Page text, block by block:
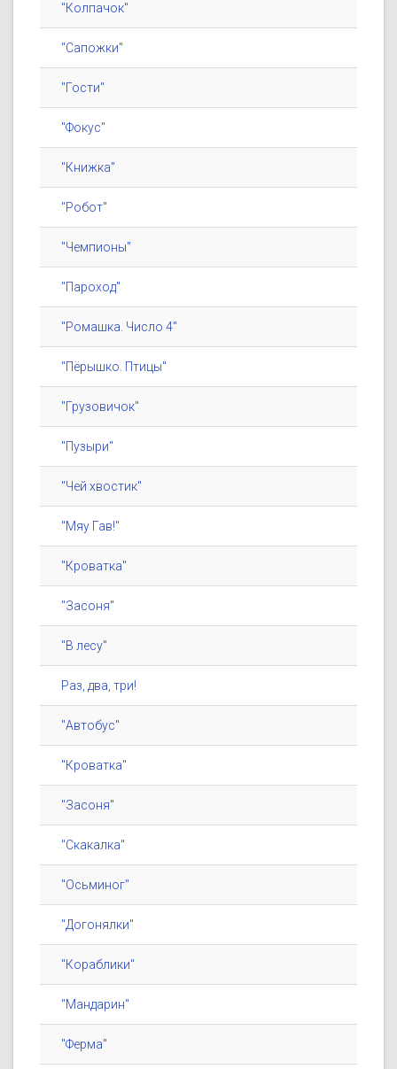
"Колпачок"
"Сапожки"
"Гости"
"Фокус"
"Книжка"
"Робот"
"Чемпионы"
"Пароход"
"Ромашка. Число 4"
"Пёрышко. Птицы"
"Грузовичок"
"Пузыри"
"Чей хвостик"
"Мяу Гав!"
"Кроватка"
"Засоня"
"В лесу"
Раз, два, три!
"Автобус"
"Кроватка"
"Засоня"
"Скакалка"
"Осьминог"
"Догонялки"
"Кораблики"
"Мандарин"
"Ферма"